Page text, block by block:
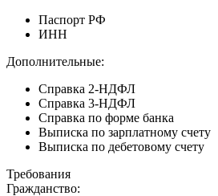
Паспорт РФ
ИНН
Дополнительные:
Справка 2-НДФЛ
Справка 3-НДФЛ
Справка по форме банка
Выписка по зарплатному счету
Выписка по дебетовому счету
Требования
Гражданство: